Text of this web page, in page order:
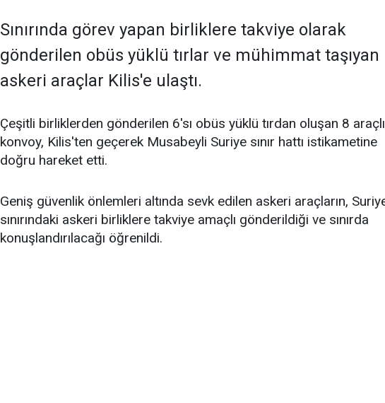
Sınırında görev yapan birliklere takviye olarak
gönderilen obüs yüklü tırlar ve mühimmat taşıyan
askeri araçlar Kilis'e ulaştı.
Çeşitli birliklerden gönderilen 6'sı obüs yüklü tırdan oluşan 8
konvoy, Kilis'ten geçerek Musabeyli Suriye sınır hattı istikametine
doğru hareket etti.
Geniş güvenlik önlemleri altında sevk edilen askeri araçların,
sınırındaki askeri birliklere takviye amaçlı gönderildiği ve sınırda
konuşlandırılacağı öğrenildi.